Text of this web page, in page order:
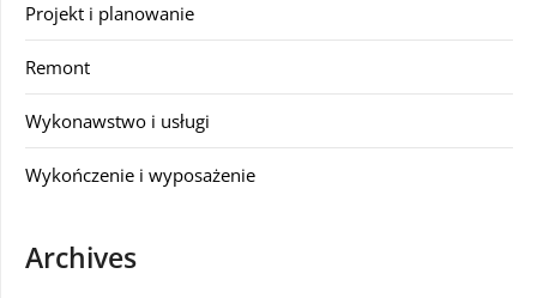
Projekt i planowanie
Remont
Wykonawstwo i usługi
Wykończenie i wyposażenie
Archives